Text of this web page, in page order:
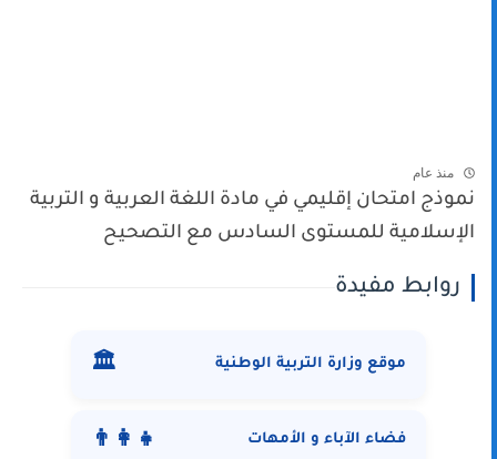
منذ عام
نموذج امتحان إقليمي في مادة اللغة العربية و التربية
الإسلامية للمستوى السادس مع التصحيح
روابط مفيدة
موقع وزارة التربية الوطنية 🏛️
فضاء الآباء و الأمهات 👨‍👩‍👧